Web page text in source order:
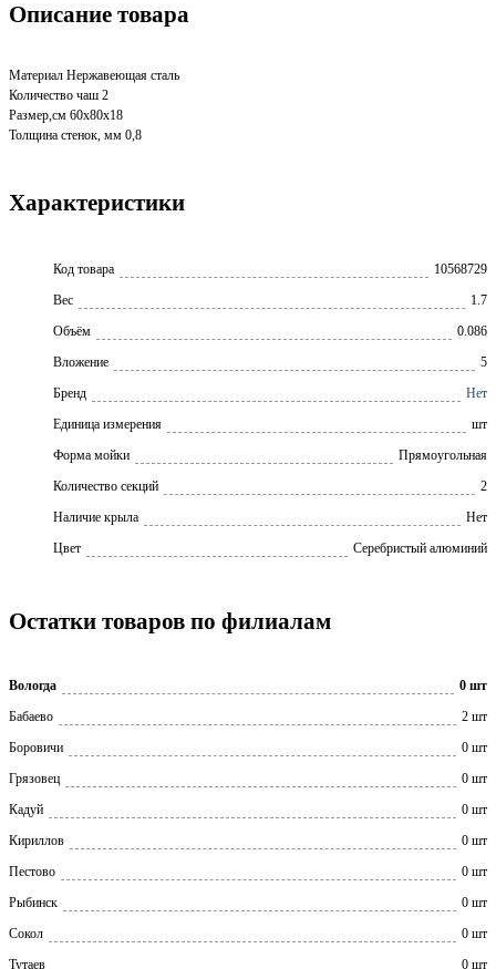
Описание товара
Материал Нержавеющая сталь
Количество чаш 2
Размер,см 60х80х18
Толщина стенок, мм 0,8
Характеристики
Код товара
10568729
Вес
1.7
Объём
0.086
Вложение
5
Бренд
Нет
Единица измерения
шт
Форма мойки
Прямоугольная
Количество секций
2
Наличие крыла
Нет
Цвет
Серебристый алюминий
Остатки товаров по филиалам
Вологда
0 шт
Бабаево
2 шт
Боровичи
0 шт
Грязовец
0 шт
Кадуй
0 шт
Кириллов
0 шт
Пестово
0 шт
Рыбинск
0 шт
Сокол
0 шт
Тутаев
0 шт